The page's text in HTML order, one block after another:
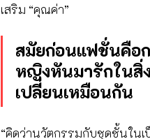
เสริม “คุณค่า”
สมัยก่อนแฟชั่นคือ
หญิงหันมารักในสิ่
เปลี่ยนเหมือนกัน
“คิดว่านวัตกรรมกับชุดชั้นในเ